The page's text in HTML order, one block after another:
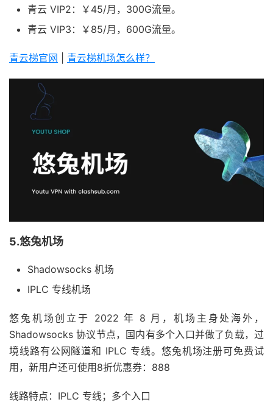
青云 VIP2：￥45/月，300G流量。
青云 VIP3：￥85/月，600G流量。
青云梯官网 青云梯机场怎么样？
5.悠兔机场
Shadowsocks 机场
IPLC 专线机场
悠兔机场创立于 2022 年 8 月，机场主身处海外，
Shadowsocks 协议节点，国内有多个入口并做了负载，过
境线路有公网隧道和 IPLC 专线。悠兔机场注册可免费试
用，新用户还可使用8折优惠券：888
线路特点：IPLC 专线；多个入口